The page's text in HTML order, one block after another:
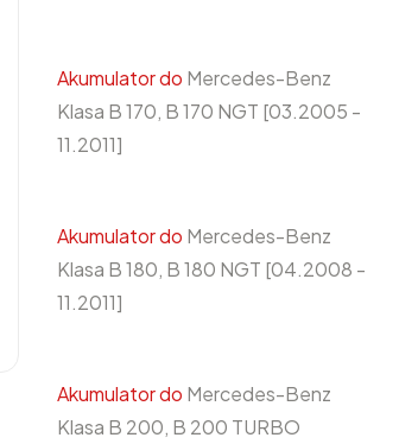
Akumulator do Mercedes-Benz
Klasa B 170, B 170 NGT [03.2005 -
11.2011]
Akumulator do Mercedes-Benz
Klasa B 180, B 180 NGT [04.2008 -
11.2011]
Akumulator do Mercedes-Benz
Klasa B 200, B 200 TURBO